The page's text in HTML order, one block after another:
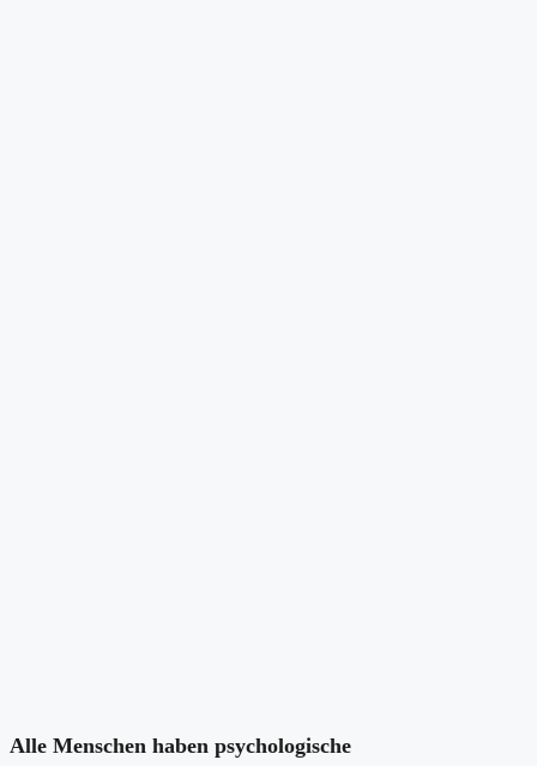
Alle Menschen haben psychologische